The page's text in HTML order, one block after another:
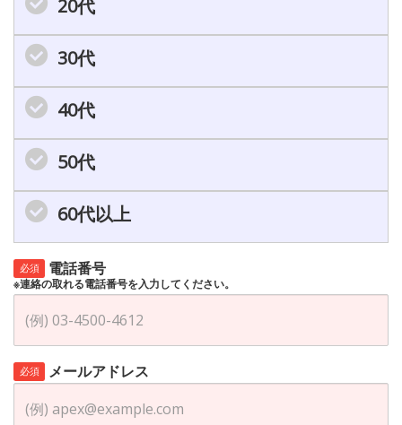
20代
30代
40代
50代
60代以上
必須 電話番号
※連絡の取れる電話番号を入力してください。
必須 メールアドレス